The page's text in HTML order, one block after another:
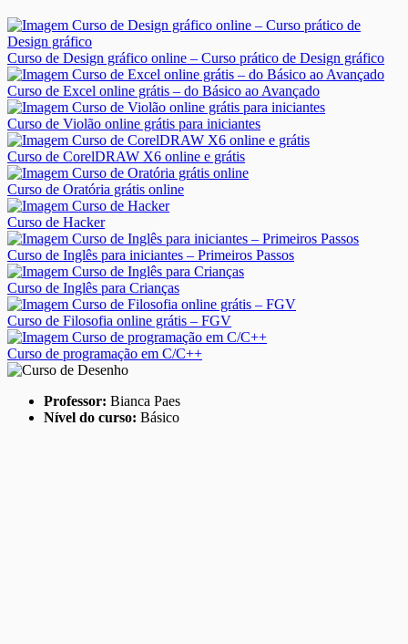
Curso de Design gráfico online – Curso prático de Design gráfico
Curso de Excel online grátis – do Básico ao Avançado
Curso de Violão online grátis para iniciantes
Curso de CorelDRAW X6 online e grátis
Curso de Oratória grátis online
Curso de Hacker
Curso de Inglês para iniciantes – Primeiros Passos
Curso de Inglês para Crianças
Curso de Filosofia online grátis – FGV
Curso de programação em C/C++
Professor: Bianca Paes
Nível do curso: Básico